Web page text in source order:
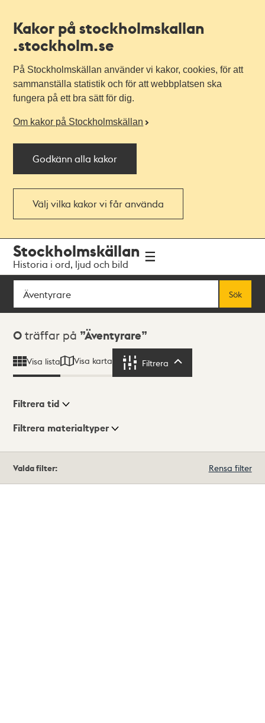
Kakor på stockholmskallan
.stockholm.se
På Stockholmskällan använder vi kakor, cookies, för att
sammanställa statistik och för att webbplatsen ska
fungera på ett bra sätt för dig.
Om kakor på Stockholmskällan
Godkänn alla kakor
Välj vilka kakor vi får använda
navigationen
huvudinnehållet
Stockholmskällan
Historia i ord, ljud och bild
Sök
Sök
Sökresultat
0 träffar på Äventyrare
Visa lista Visa karta Filtrera
Visningsläge
Filtrera tid
Filtrera materialtyper
träffar
Valda filter: Rensa filter